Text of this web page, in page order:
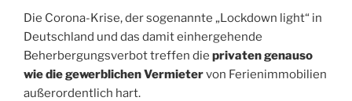
Die Corona-Krise, der sogenannte „Lockdown light“ in
Deutschland und das damit einhergehende
Beherbergungsverbot treffen die privaten genauso
wie die gewerblichen Vermietervon Ferienimmobilien
außerordentlich hart.